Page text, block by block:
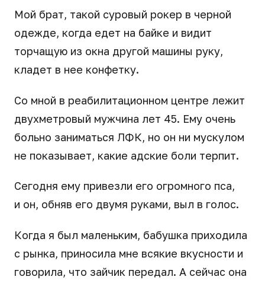
Мой брат, такой суровый рокер в черной
одежде, когда едет на байке и видит
торчащую из окна другой машины руку,
кладет в нее конфетку.
Со мной в реабилитационном центре лежит
двухметровый мужчина лет 45. Ему очень
больно заниматься ЛФК, но он ни мускулом
не показывает, какие адские боли терпит.
Сегодня ему привезли его огромного пса,
и он, обняв его двумя руками, выл в голос.
Когда я был маленьким, бабушка приходила
с рынка, приносила мне всякие вкусности и
говорила, что зайчик передал. А сейчас она